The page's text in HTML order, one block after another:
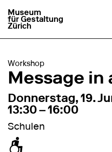
zur Startseite gehen
Museum
für Gestaltung
Zürich
Workshop
Message in
19. Juni 2025
Donnerstag, 19.
13:30 – 16:00
Schulen